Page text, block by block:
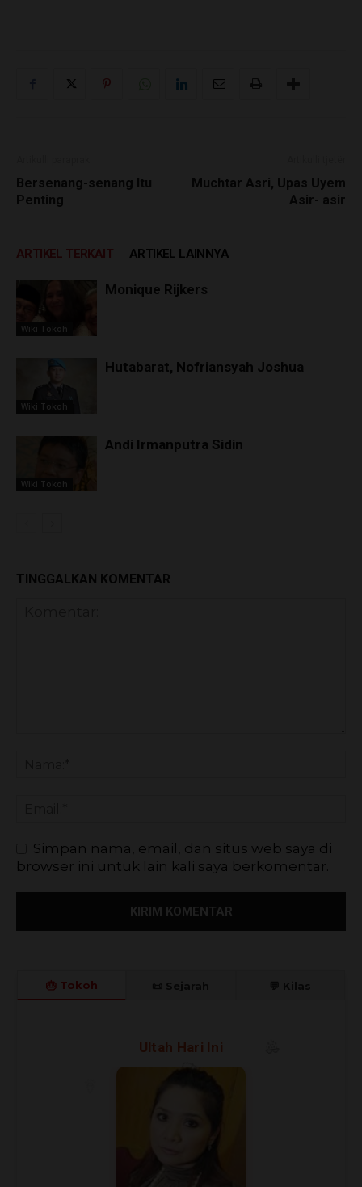
Bersenang-senang Itu
Penting
Muchtar Asri, Upas Uyem
Asir- asir
ARTIKEL TERKAIT ARTIKEL LAINNYA
Wiki Tokoh
Monique Rijkers
Wiki Tokoh
Hutabarat, Nofriansyah Joshua
Wiki Tokoh
Andi Irmanputra Sidin
TINGGALKAN KOMENTAR
Simpan nama, email, dan situs web saya di
browser ini untuk lain kali saya berkomentar.
🎂 Tokoh
Ultah Hari Ini